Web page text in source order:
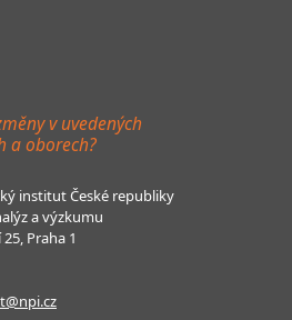
v uvedených
a oborech?
institut České republiky
a výzkumu
Praha 1